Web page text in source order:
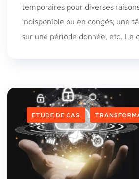
temporaires pour diverses
indisponible ou en congés, une
sur une période donnée, etc. Le
ETUDE DE CAS